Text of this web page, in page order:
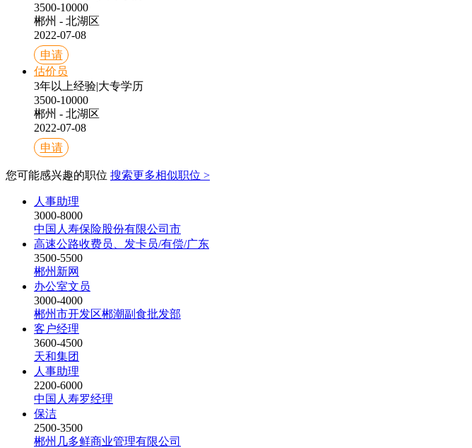
3500-10000
郴州 - 北湖区
2022-07-08
申请
估价员
3年以上经验|大专学历
3500-10000
郴州 - 北湖区
2022-07-08
申请
您可能感兴趣的职位 搜索更多相似职位 >
人事助理
3000-8000
中国人寿保险股份有限公司市
高速公路收费员、发卡员/有偿/广东
3500-5500
郴州新网
办公室文员
3000-4000
郴州市开发区郴潮副食批发部
客户经理
3600-4500
天和集团
人事助理
2200-6000
中国人寿罗经理
保洁
2500-3500
郴州几多鲜商业管理有限公司